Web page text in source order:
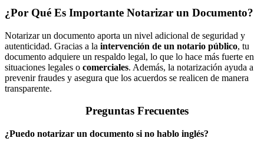
¿Por Qué Es Importante Notarizar un Documento?
Notarizar un documento aporta un nivel adicional de seguridad y
autenticidad. Gracias a la intervención de un notario público, tu
documento adquiere un respaldo legal, lo que lo hace más fuerte en
situaciones legales o comerciales. Además, la notarización ayuda a
prevenir fraudes y asegura que los acuerdos se realicen de manera
transparente.
Preguntas Frecuentes
¿Puedo notarizar un documento si no hablo inglés?